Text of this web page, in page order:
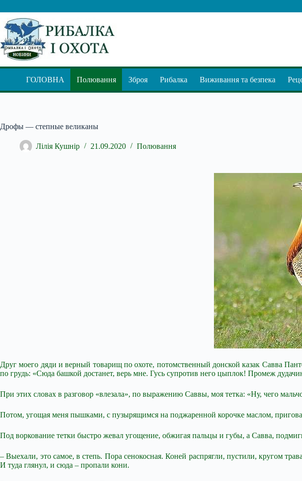
до
вмісту
ГОЛОВНА Полювання Зброя Рибалка Виживання та безпека
Дрофы — степные великаны
Лілія Кушнір 21.09.2020 Полювання
Друг моего дяди и верный товарищ по охоте, потомственный донской казак Савва
по грудь: «Сюда башкой достанет, верь мне. Гусь супротив него цыплок! Промеж
При этих словах в разговор «влезала», по выражению Саввы, моя тетка: «Ну, чего
Потом, угощая меня пышками, с пузырящимся на поджаренной корочке маслом,
Под воркование тетки быстро жевал угощение, обжигая пальцы и губы, а Савва,
– Выехали, это самое, в степь. Пора сенокосная. Коней распрягли, пустили, кругом
И туда глянул, и сюда – пропали кони.